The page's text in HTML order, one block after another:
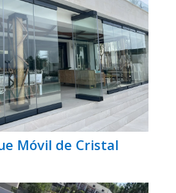
Móvil de Cristal